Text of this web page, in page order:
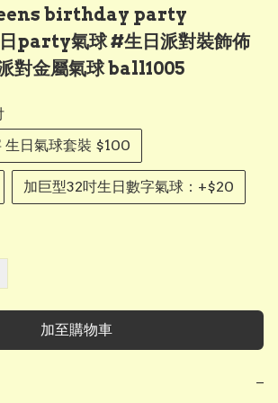
birthday party
party氣球 #生日派對裝飾佈
對金屬氣球 ball1005
生日氣球套裝 $100
加巨型32吋生日數字氣球：+$20
加至購物車
−